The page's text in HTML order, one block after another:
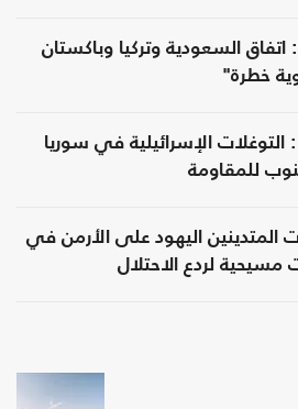
اتفاق السعودية وتركيا وباكستان
خطرة"
الإسرائيلية في سوريا
للمقاومة
المتدينين اليهود على الأرمن في
مسيحية لردع الاحتلال